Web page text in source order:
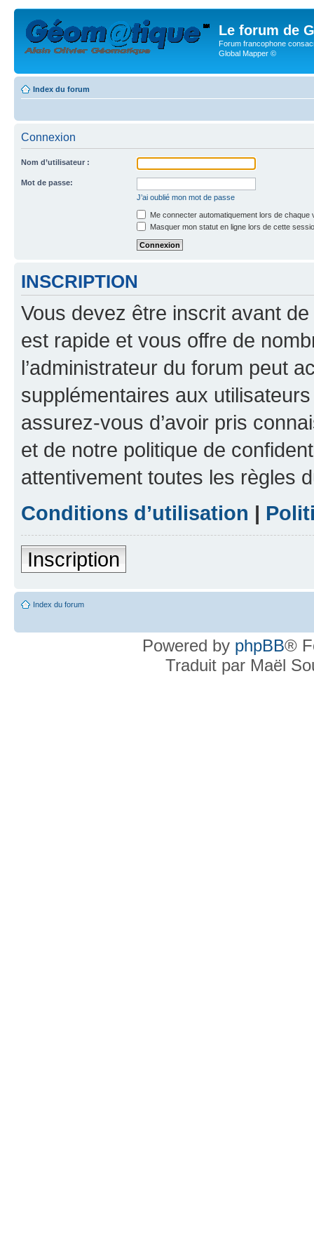
Le forum de
Forum francophone
Global Mapper ©
Index du forum
Connexion
Nom d’utilisateur :
Mot de passe:
J’ai oublié mon mot de passe
Me connecter automatiquement lors de chaque
Masquer mon statut en ligne lors de cette
INSCRIPTION
Vous devez être inscrit avant
est rapide et vous offre de
l’administrateur du forum peut
supplémentaires aux
assurez-vous d’avoir pris
et de notre politique de
attentivement toutes les règles
Conditions d’utilisation |
Inscription
Index du forum
Powered by phpBB®
Traduit par Maël